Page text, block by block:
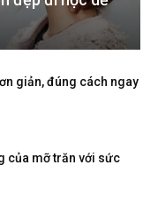
giản, đúng cách ngay
của mỡ trăn với sức